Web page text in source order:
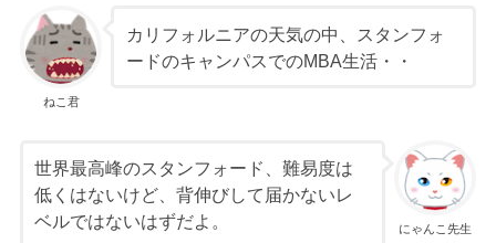
ねこ君
カリフォルニアの天気の中、スタンフォ
ードのキャンパスでのMBA生活・・
にゃんこ先生
世界最高峰のスタンフォード、難易度は
低くはないけど、背伸びして届かないレ
ベルではないはずだよ。